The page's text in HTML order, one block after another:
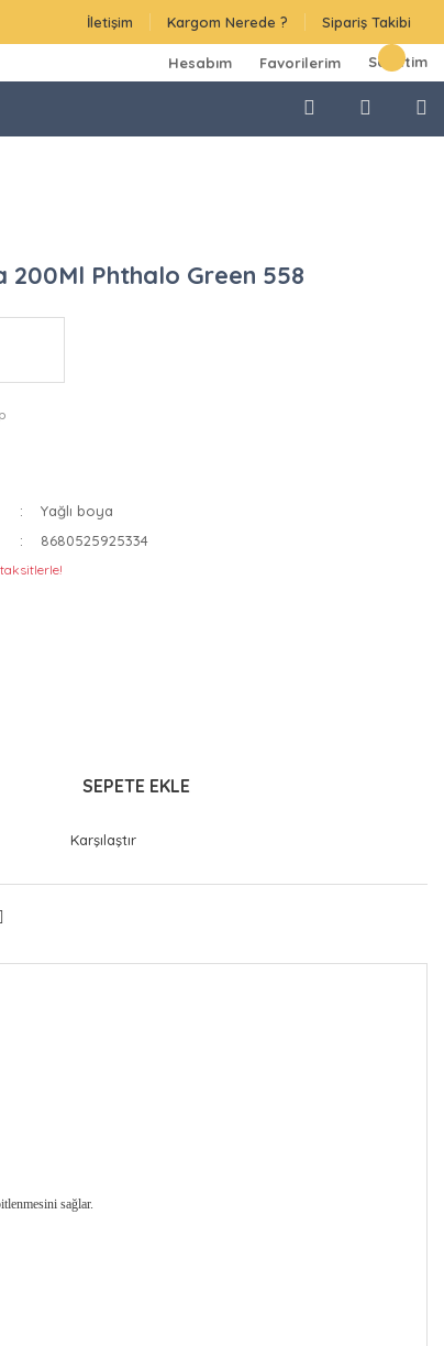
İletişim Kargom Nerede ? Sipariş Takibi
Hesabım Favorilerim Sepetim
200Ml Phthalo Green 558
Yağlı boya
8680525925334
SEPETE EKLE
Karşılaştır
sağlar.